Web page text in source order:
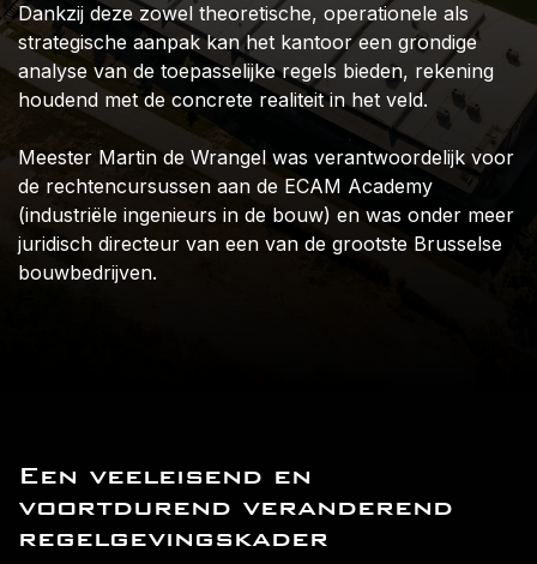
Dankzij deze zowel theoretische, operationele als
strategische aanpak kan het kantoor een grondige
analyse van de toepasselijke regels bieden, rekening
houdend met de concrete realiteit in het veld.
Meester Martin de Wrangel was verantwoordelijk voor
de rechtencursussen aan de ECAM Academy
(industriële ingenieurs in de bouw) en was onder meer
juridisch directeur van een van de grootste Brusselse
bouwbedrijven.
Een veeleisend en
voortdurend veranderend
regelgevingskader